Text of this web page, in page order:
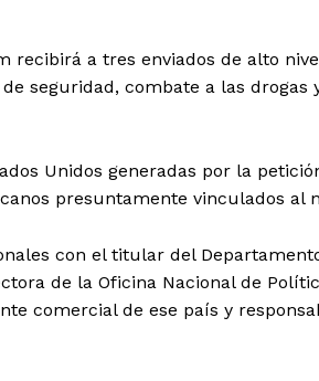
recibirá a tres enviados de alto
seguridad, combate a las drogas
Unidos generadas por la
presuntamente vinculados al
con el titular del
de la Oficina Nacional de
comercial de ese país y